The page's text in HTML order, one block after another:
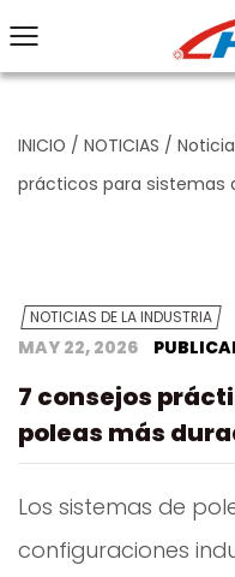
INICIO / NOTICIAS /
prácticos para sistemas
NOTICIAS DE LA INDUSTRIA
MAY 22, 2026
7 consejos
poleas más
Los sistemas de
configuraciones